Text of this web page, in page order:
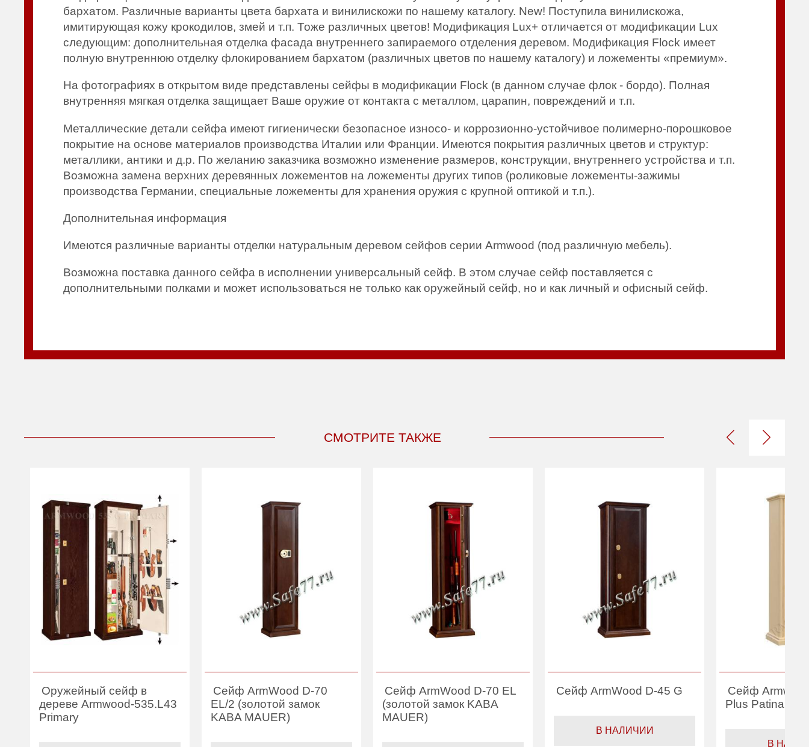
бархатом. Различные варианты цвета бархата и винилискожи по нашему каталогу. New! Поступила винилискожа,
имитирующая кожу крокодилов, змей и т.п. Тоже различных цветов! Модификация Lux+ отличается от модификации Lux
следующим: дополнительная отделка фасада внутреннего запираемого отделения деревом. Модификация Flock имеет
полную внутреннюю отделку флокированием бархатом (различных цветов по нашему каталогу) и ложементы «премиум».
На фотографиях в открытом виде представлены сейфы в модификации Flock (в данном случае флок - бордо). Полная
внутренняя мягкая отделка защищает Ваше оружие от контакта с металлом, царапин, повреждений и т.п.
Металлические детали сейфа имеют гигиенически безопасное износо- и коррозионно-устойчивое полимерно-порошковое
покрытие на основе материалов производства Италии или Франции. Имеются покрытия различных цветов и структур:
металлики, антики и д.р. По желанию заказчика возможно изменение размеров, конструкции, внутреннего устройства и т.п.
Возможна замена верхних деревянных ложементов на ложементы других типов (роликовые ложементы-зажимы
производства Германии, специальные ложементы для хранения оружия с крупной оптикой и т.п.).
Дополнительная информация
Имеются различные варианты отделки натуральным деревом сейфов серии Armwood (под различную мебель).
Возможна поставка данного сейфа в исполнении универсальный сейф. В этом случае сейф поставляется с
дополнительными полками и может использоваться не только как оружейный сейф, но и как личный и офисный сейф.
СМОТРИТЕ ТАКЖЕ
Оружейный сейф в
дереве Armwood-535.L43
Primary
Сейф ArmWood D-70
EL/2 (золотой замок
KABA MAUER)
Сейф ArmWood D-70 EL
(золотой замок KABA
MAUER)
Сейф ArmWood D-45 G
В НАЛИЧИИ
Сейф
Plus Patina
В